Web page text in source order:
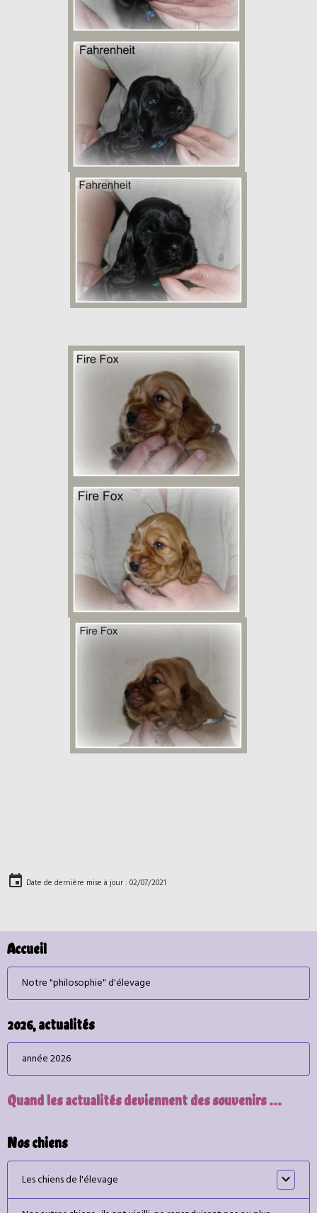
Date de dernière mise à jour : 02/07/2021
Accueil
Notre "philosophie" d'élevage
2026, actualités
année 2026
Quand les actualités deviennent des souvenirs ...
Nos chiens
Les chiens de l'élevage